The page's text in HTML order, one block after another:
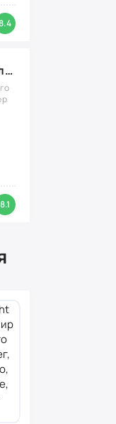
Симулятор Автомобиля 2 (Мод Много денег/Всё открыто)
8.1